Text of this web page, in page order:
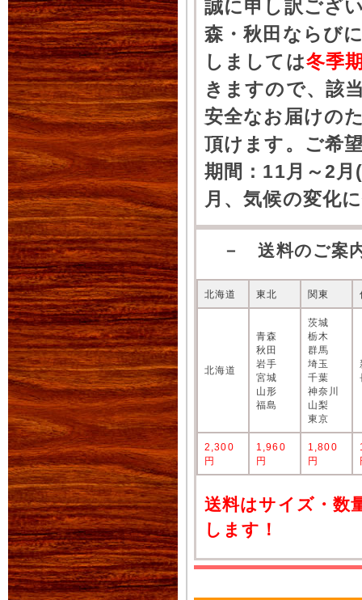
誠に申し訳ござ
森・秋田ならび
しましては冬季
きますので、該
安全なお届けの
頂けます。ご希
期間：11月～2
月、気候の変化
－ 送料のご案
北海道 東北 関東
北海道
青森
秋田
岩手
宮城
山形
福島
茨城
栃木
群馬
埼玉
千葉
神奈川
山梨
東京
2,300
円
1,960
円
1,800
円
送料はサイズ・数
します！